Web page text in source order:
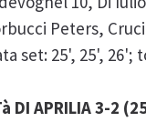
Peters,
set: 25', 25', 26';
DI APRILIA 3-